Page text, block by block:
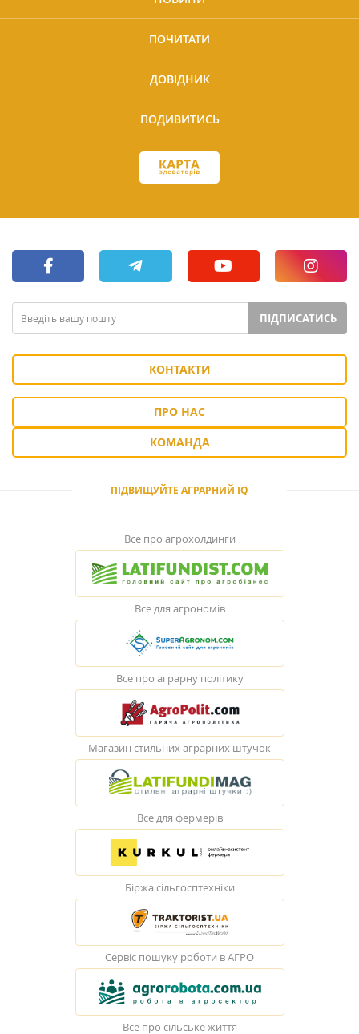
ПОЧИТАТИ
ДОВІДНИК
ПОДИВИТИСЬ
ПІДПИСАТИСЬ
КОНТАКТИ
ПРО НАС
КОМАНДА
ПІДВИЩУЙТЕ АГРАРНИЙ IQ
Все про агрохолдинги
Все для агрономів
Все про аграрну політику
Магазин стильних аграрних штучок
Все для фермерів
Біржа сільгосптехніки
Сервіс пошуку роботи в АГРО
Все про сільське життя